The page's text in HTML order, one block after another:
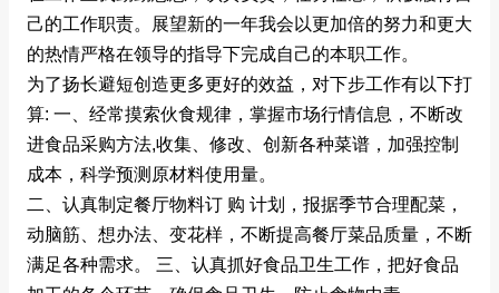
己的工作职责。展望新的一年我会以更加倍的努力和更大
的热情严格在领导的指导下完成自己的本职工作。
为了扬长避短创造更多更好的效益，对下步工作有以下打
算: 一、经常摸索伙食规律，掌握市场行情信息，不断改
进食品采购方法,收集、修改、创新各种菜谱，加强控制
成本，科学预测原材料使用量。
二、认真制定餐厅物料订 购 计划，报据季节合理配菜，
动脑筋、想办法、变花样，不断提高餐厅菜品质量，不断
满足各种需求。 三、认真抓好食品卫生工作，把好食品